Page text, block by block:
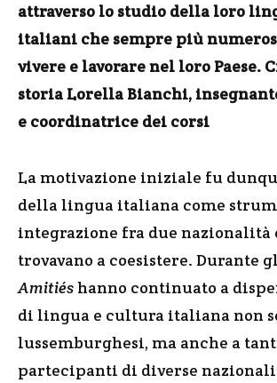
attraverso lo studio della loro
italiani che sempre più
vivere e lavorare nel loro Paese.
storia Lorella Bianchi,
e coordinatrice dei corsi
La motivazione iniziale fu
della lingua italiana come
integrazione fra due nazionalità
trovavano a coesistere. Durante
Amitiéshanno continuato a
di lingua e cultura italiana non
lussemburghesi, ma anche a
partecipanti di diverse